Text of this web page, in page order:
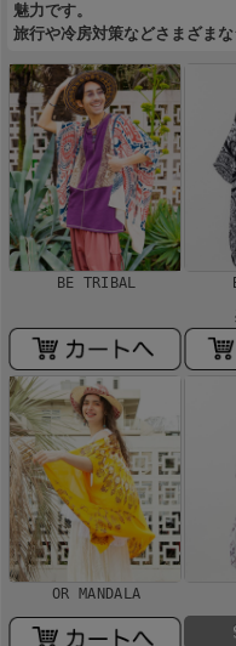
魅力です。
旅行や冷房対策などさまざまな
BE TRIBAL
OR MANDALA